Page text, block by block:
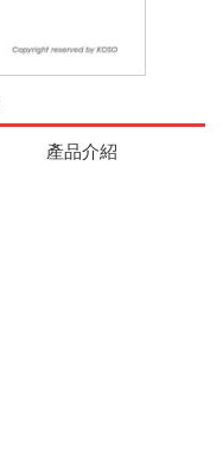
產品介紹